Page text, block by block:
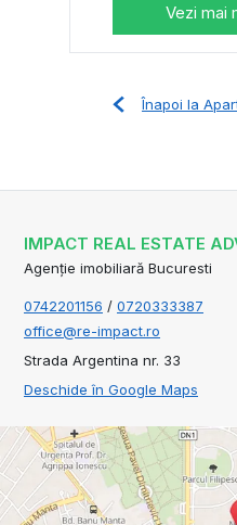
Vezi mai
Înapoi la
IMPACT REAL ESTATE
Agenție imobiliară Bucuresti
0742201156 / 0720333387
office@re-impact.ro
Strada Argentina nr. 33
Deschide în Google Maps